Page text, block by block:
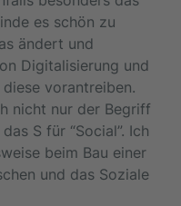
es schön zu
ändert und
Digitalisierung und
vorantreiben.
nicht nur der Begriff
S für “Social”. Ich
beim Bau einer
und das Soziale